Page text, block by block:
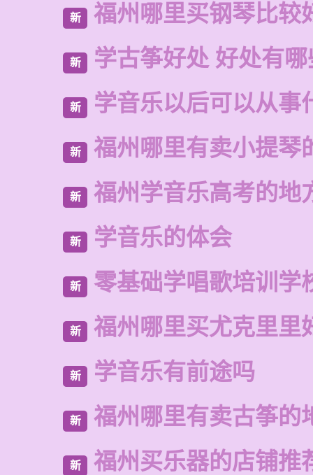
新 福州哪里买钢琴比较
新 学古筝好处 好处有哪
新 学音乐以后可以从事
新 福州哪里有卖小提琴
新 福州学音乐高考的地
新 学音乐的体会
新 零基础学唱歌培训学
新 福州哪里买尤克里里
新 学音乐有前途吗
新 福州哪里有卖古筝的
新 福州买乐器的店铺推